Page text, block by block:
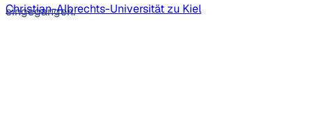
eingegangen.
Christian-Albrechts-Universität zu Kiel